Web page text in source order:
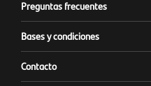
Preguntas frecuentes
Bases y condiciones
Contacto